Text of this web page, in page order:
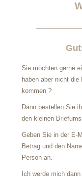
Sie möchten gerne
haben aber nicht
kommen ?
Dann bestellen Sie
den kleinen
Geben Sie in der E-
Betrag und den
Person an.
Ich werde mich